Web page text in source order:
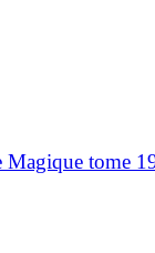
Magique tome